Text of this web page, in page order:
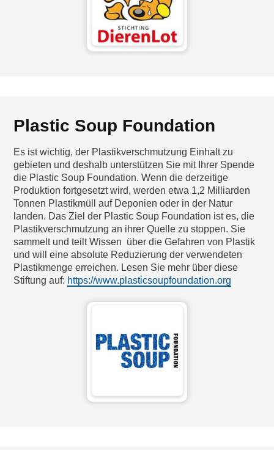
Plastic Soup Foundation
Es ist wichtig, der Plastikverschmutzung Einhalt zu
gebieten und deshalb unterstützen Sie mit Ihrer Spende
die Plastic Soup Foundation. Wenn die derzeitige
Produktion fortgesetzt wird, werden etwa 1,2 Milliarden
Tonnen Plastikmüll auf Deponien oder in der Natur
landen. Das Ziel der Plastic Soup Foundation ist es, die
Plastikverschmutzung an ihrer Quelle zu stoppen. Sie
sammelt und teilt Wissen über die Gefahren von Plastik
und will eine absolute Reduzierung der verwendeten
Plastikmenge erreichen. Lesen Sie mehr über diese
Stiftung auf: https://www.plasticsoupfoundation.org